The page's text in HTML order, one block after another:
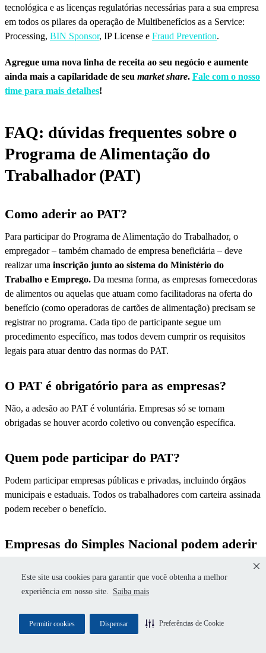
Este site usa cookies para garantir que você obtenha a melhor
experiência em nosso site. Saiba mais
Permitir cookies Dispensar Preferências de Cookie
tecnológica e as licenças regulatórias necessárias para a sua empresa
em todos os pilares da operação de Multibenefícios as a Service:
Processing, BIN Sponsor, IP License e Fraud Prevention.
Agregue uma nova linha de receita ao seu negócio e aumente
ainda mais a capilaridade de seu market share. Fale com o nosso
time para mais detalhes!
FAQ: dúvidas frequentes sobre o
Programa de Alimentação do
Trabalhador​ (PAT)
Como aderir ao PAT?
Para participar do Programa de Alimentação do Trabalhador, o
empregador – também chamado de empresa beneficiária – deve
realizar uma inscrição junto ao sistema do Ministério do
Trabalho e Emprego. Da mesma forma, as empresas fornecedoras
de alimentos ou aquelas que atuam como facilitadoras na oferta do
benefício (como operadoras de cartões de alimentação) precisam se
registrar no programa. Cada tipo de participante segue um
procedimento específico, mas todos devem cumprir os requisitos
legais para atuar dentro das normas do PAT.
O PAT é obrigatório para as empresas?
Não, a adesão ao PAT é voluntária. Empresas só se tornam
obrigadas se houver acordo coletivo ou convenção específica.
Quem pode participar do PAT?
Podem participar empresas públicas e privadas, incluindo órgãos
municipais e estaduais. Todos os trabalhadores com carteira assinada
podem receber o benefício.
Empresas do Simples Nacional podem aderir
Sim, empresas optantes pelo Simples podem se cadastrar no
programa. Basta atender aos requisitos legais do PAT.
Como consultar o Programa de Alimentação